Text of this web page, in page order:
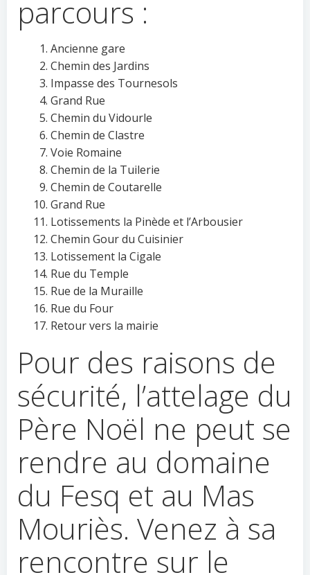
parcours :
Ancienne gare
Chemin des Jardins
Impasse des Tournesols
Grand Rue
Chemin du Vidourle
Chemin de Clastre
Voie Romaine
Chemin de la Tuilerie
Chemin de Coutarelle
Grand Rue
Lotissements la Pinède et l’Arbousier
Chemin Gour du Cuisinier
Lotissement la Cigale
Rue du Temple
Rue de la Muraille
Rue du Four
Retour vers la mairie
Pour des raisons de
sécurité, l’attelage du
Père Noël ne peut se
rendre au domaine
du Fesq et au Mas
Mouriès. Venez à sa
rencontre sur le